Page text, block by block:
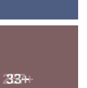
33+
257+